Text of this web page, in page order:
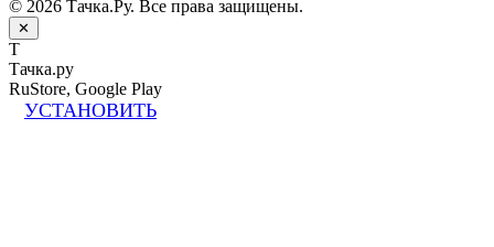
© 2026 Тачка.Ру. Все права защищены.
✕
Т
Тачка.ру
RuStore, Google Play
УСТАНОВИТЬ